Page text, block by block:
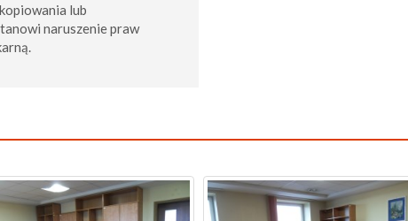
lub
naruszenie praw